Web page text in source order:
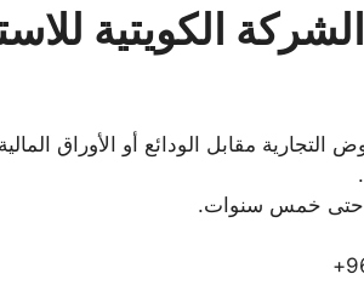
الكويتية
مقابل الودائع أو الأوراق المالية
حتى خمس سنوات.